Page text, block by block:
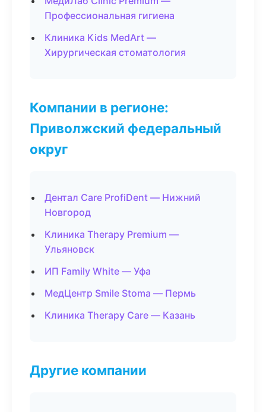
Профессиональная гигиена
Клиника Kids MedArt —
Хирургическая стоматология
Компании в регионе:
Приволжский федеральный
округ
Дентал Care ProfiDent — Нижний
Новгород
Клиника Therapy Premium —
Ульяновск
ИП Family White — Уфа
МедЦентр Smile Stoma — Пермь
Клиника Therapy Care — Казань
Другие компании